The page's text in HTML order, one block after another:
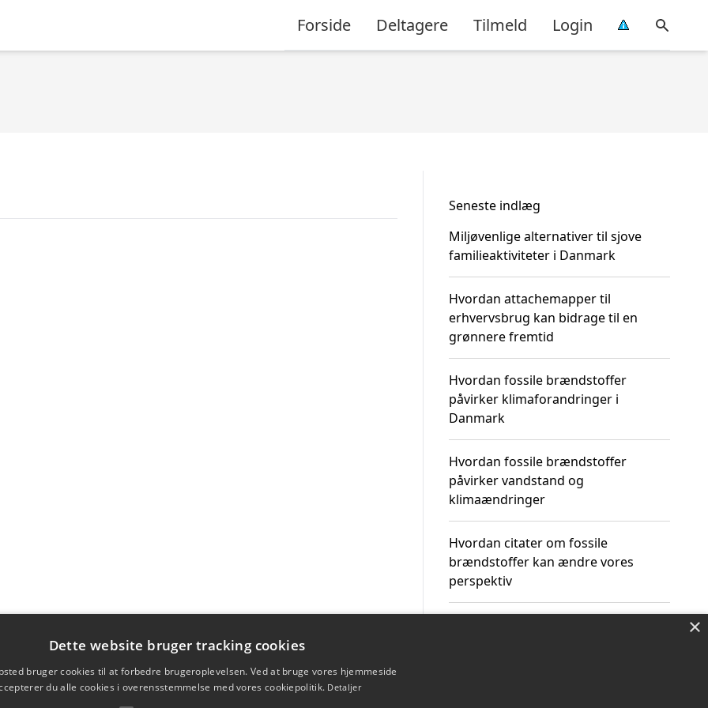
Forside Deltagere Tilmeld Login
Seneste indlæg
Miljøvenlige alternativer til sjove
familieaktiviteter i Danmark
Hvordan attachemapper til
erhvervsbrug kan bidrage til en
grønnere fremtid
Hvordan fossile brændstoffer
påvirker klimaforandringer i
Danmark
Hvordan fossile brændstoffer
påvirker vandstand og
klimaændringer
Hvordan citater om fossile
brændstoffer kan ændre vores
perspektiv
×
Dette website bruger tracking cookies
bruger cookies til at forbedre brugeroplevelsen. Ved at bruge vores hjemmeside
du alle cookies i overensstemmelse med vores cookiepolitik. Detaljer